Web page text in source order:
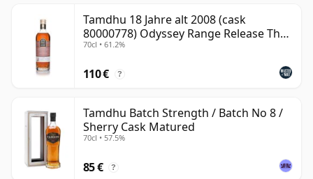
Tamdhu 18 Jahre alt 2008 (cask
80000778) Odyssey Range Release The
Au
70cl • 61.2%
110 € ?
Tamdhu Batch Strength / Batch No 8 /
Sherry Cask Matured
70cl • 57.5%
85 € ?